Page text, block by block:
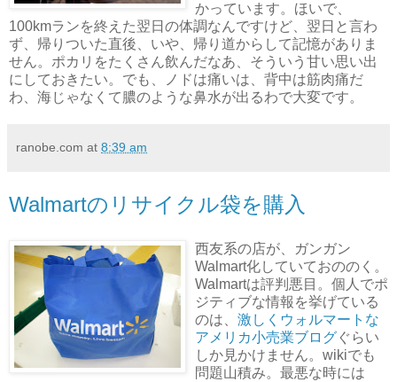
かっています。ほいで、
100kmランを終えた翌日の体調なんですけど、翌日と言わ
ず、帰りついた直後、いや、帰り道からして記憶がありま
せん。ポカリをたくさん飲んだなあ、そういう甘い思い出
にしておきたい。でも、ノドは痛いは、背中は筋肉痛だ
わ、海じゃなくて膿のような鼻水が出るわで大変です。
ranobe.com at 8:39 am
Walmartのリサイクル袋を購入
西友系の店が、ガンガン
Walmart化していておののく。
Walmartは評判悪目。個人でポ
ジティブな情報を挙げている
のは、 激しくウォルマートな
アメリカ小売業ブログ ぐらい
しか見かけません。wikiでも
問題山積み。最悪な時には